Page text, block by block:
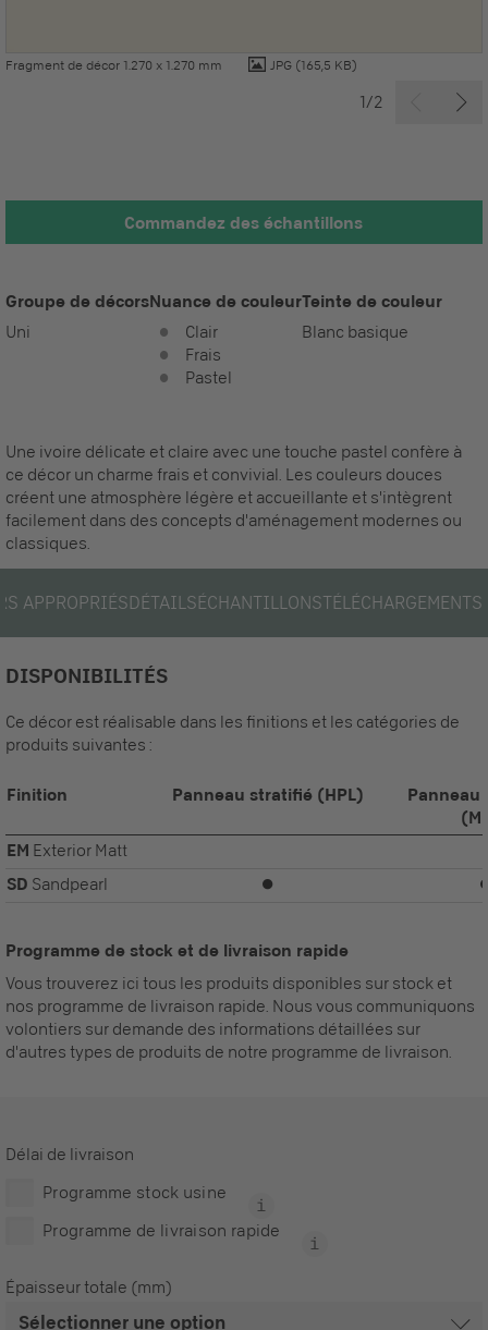
Fragment de décor 1.270 x 1.270 mm JPG (165,5 KB)
1/2
Commandez des échantillons
Groupe de décors
Uni
Nuance de couleur
Clair
Frais
Pastel
Teinte de couleur
Blanc basique
Une ivoire délicate et claire avec une touche pastel confère à
ce décor un charme frais et convivial. Les couleurs douces
créent une atmosphère légère et accueillante et s'intègrent
facilement dans des concepts d'aménagement modernes ou
classiques.
APPROPRIÉSDÉTAILSÉCHANTILLONSTÉLÉCHARGEMENTS
DISPONIBILITÉS
Ce décor est réalisable dans les finitions et les catégories de
produits suivantes :
Finition Panneau stratifié (HPL)
Panneau
EM Exterior Matt
SD Sandpearl ⏺
Programme de stock et de livraison rapide
Vous trouverez ici tous les produits disponibles sur stock et
nos programme de livraison rapide. Nous vous communiquons
volontiers sur demande des informations détaillées sur
d'autres types de produits de notre programme de livraison.
Délai de livraison
Programme stock usine
Programme de livraison rapide
Épaisseur totale (mm)